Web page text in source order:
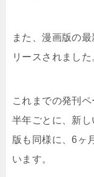
また、漫画版の
リースされました
これまでの発刊
半年ごとに、新
版も同様に、6ヶ
います。